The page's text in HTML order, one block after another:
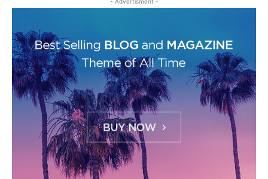
- Advertisment -